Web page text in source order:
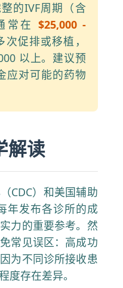
的IVF周期（含
常在$25,000 -
促排或移植，
以上。建议预
应对可能的药物
解读
CDC）和美国辅助
年发布各诊所的成
力的重要参考。然
常见误区：高成功
为不同诊所接收患
度存在差异。